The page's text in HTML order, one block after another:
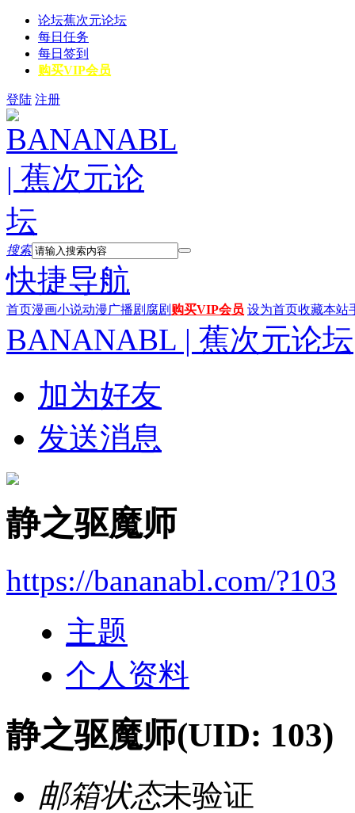
论坛蕉次元论坛
每日任务
每日签到
购买VIP会员
登陆 注册
搜索
快捷导航
首页漫画小说动漫广播剧 腐剧 购买VIP会员 设为首页收藏本站
BANANABL | 蕉次元论坛
加为好友
发送消息
静之驱魔师
https://bananabl.com/?103
主题
个人资料
静之驱魔师(UID: 103)
邮箱状态未验证